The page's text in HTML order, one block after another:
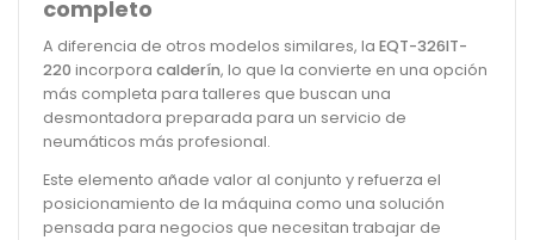
completo
A diferencia de otros modelos similares, la EQT-326IT-
220 incorpora calderín, lo que la convierte en una opción
más completa para talleres que buscan una
desmontadora preparada para un servicio de
neumáticos más profesional.
Este elemento añade valor al conjunto y refuerza el
posicionamiento de la máquina como una solución
pensada para negocios que necesitan trabajar de